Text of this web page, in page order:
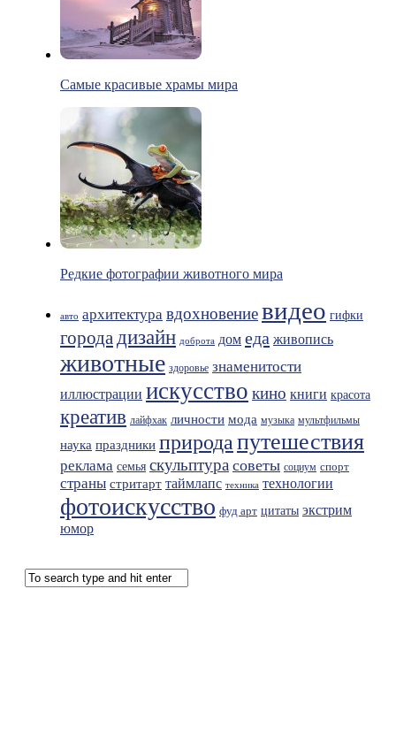
Самые красивые храмы мира
Редкие фотографии животного мира
авто архитектура вдохновениевидео гифки
городадизайн доброта дом еда живопись
животные здоровье знаменитости
иллюстрации искусство кино книги красота
креатив лайфхак личности мода музыка мультфильмы
наука праздники природапутешествия
реклама семья скульптура советы социум спорт
страны стритарт таймлапс техника технологии
фотоискусство фуд арт цитаты экстрим
юмор